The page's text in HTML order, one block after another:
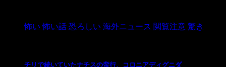
怖い 怖い話 恐ろしい 海外ニュース 閲覧注意 驚き
チリで続いていたナチスの蛮行、コロニアディグニダ